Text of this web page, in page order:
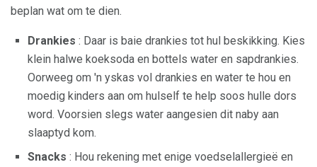
beplan wat om te dien.
Drankies : Daar is baie drankies tot hul beskikking. Kies
klein halwe koeksoda en bottels water en sapdrankies.
Oorweeg om 'n yskas vol drankies en water te hou en
moedig kinders aan om hulself te help soos hulle dors
word. Voorsien slegs water aangesien dit naby aan
slaaptyd kom.
Snacks : Hou rekening met enige voedselallergieë en